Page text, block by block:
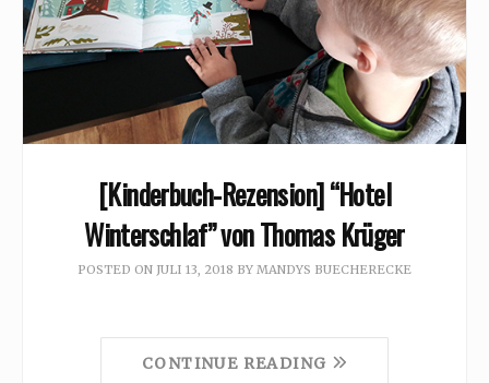
[Kinderbuch-Rezension] “Hotel
Winterschlaf” von Thomas Krüger
POSTED ON JULI 13, 2018 BY MANDYS BUECHERECKE
CONTINUE READING